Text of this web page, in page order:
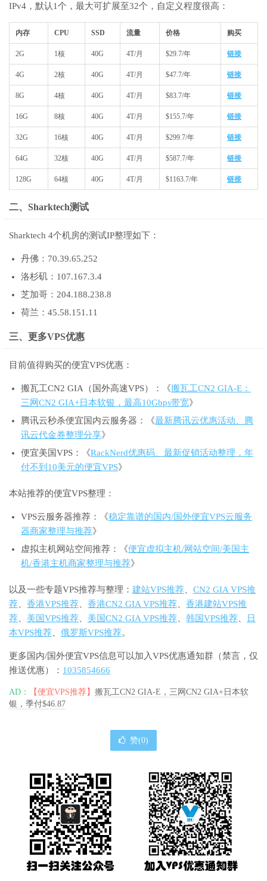
IPv4，默认1个，最大可扩展至32个，自定义程度很高：
内存 CPU SSD 流量 价格 购买
2G 1核 40G 4T/月 $29.7/年 链接
4G 2核 40G 4T/月 $47.7/年 链接
8G 4核 40G 4T/月 $83.7/年 链接
16G 8核 40G 4T/月 $155.7/年 链接
32G 16核 40G 4T/月 $299.7/年 链接
64G 32核 40G 4T/月 $587.7/年 链接
128G 64核 40G 4T/月 $1163.7/年 链接
二、Sharktech测试
Sharktech 4个机房的测试IP整理如下：
丹佛：70.39.65.252
洛杉矶：107.167.3.4
芝加哥：204.188.238.8
荷兰：45.58.151.11
三、更多VPS优惠
目前值得购买的便宜VPS优惠：
搬瓦工CN2 GIA（国外高速VPS）：《搬瓦工CN2 GIA-E：
三网CN2 GIA+日本软银，最高10Gbps带宽》
腾讯云秒杀便宜国内云服务器：《最新腾讯云优惠活动、腾
讯云代金券整理分享》
便宜美国VPS：《RackNerd优惠码、最新促销活动整理，年
付不到10美元的便宜VPS》
本站推荐的便宜VPS整理：
VPS云服务器推荐：《稳定靠谱的国内/国外便宜VPS云服务
器商家整理与推荐》
虚拟主机网站空间推荐：《便宜虚拟主机/网站空间/美国主
机/香港主机商家整理与推荐》
以及一些专题VPS推荐与整理： 建站VPS推荐
CN2 GIA VPS推
荐
香港VPS推荐 香港CN2 GIA VPS推荐
香港建站VPS推
荐
美国VPS推荐 美国CN2 GIA VPS推荐 韩国VPS推荐
日
本VPS推荐
俄罗斯VPS推荐。
更多国内/国外便宜VPS信息可以加入VPS优惠通知群（禁言，仅
推送优惠）： 1035854666
AD： 【便宜VPS推荐】 搬瓦工CN2 GIA-E，三网CN2 GIA+日本软
银，季付$46.87
赞(0)